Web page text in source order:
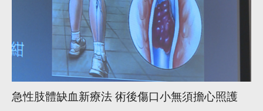
急性肢體缺血新療法 術後傷口小無須擔心照護